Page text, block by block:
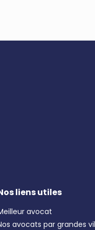
liens utiles
avocat
avocats par grandes